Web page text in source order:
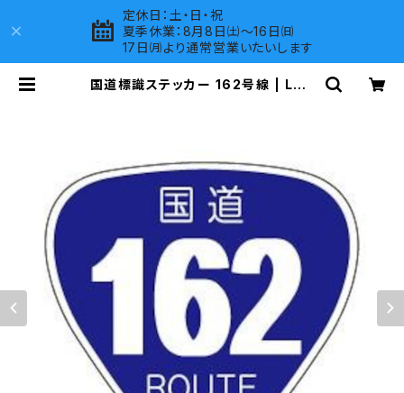
定休日：土・日・祝
夏季休業：8月8日㈯～16日㈰
17日㈪より通常営業いたいします
国道標識ステッカー 162号線 | LOV